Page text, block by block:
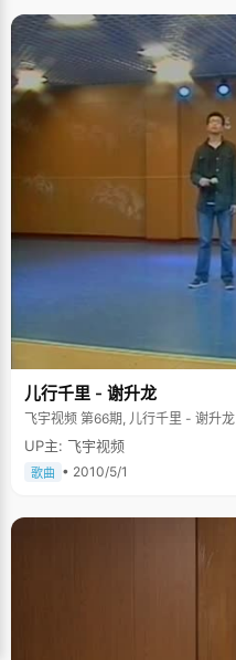
儿行千里 - 谢升龙
飞宇视频 第66期, 儿行千里 - 谢升龙
UP主: 飞宇视频
歌曲 • 2010/5/1